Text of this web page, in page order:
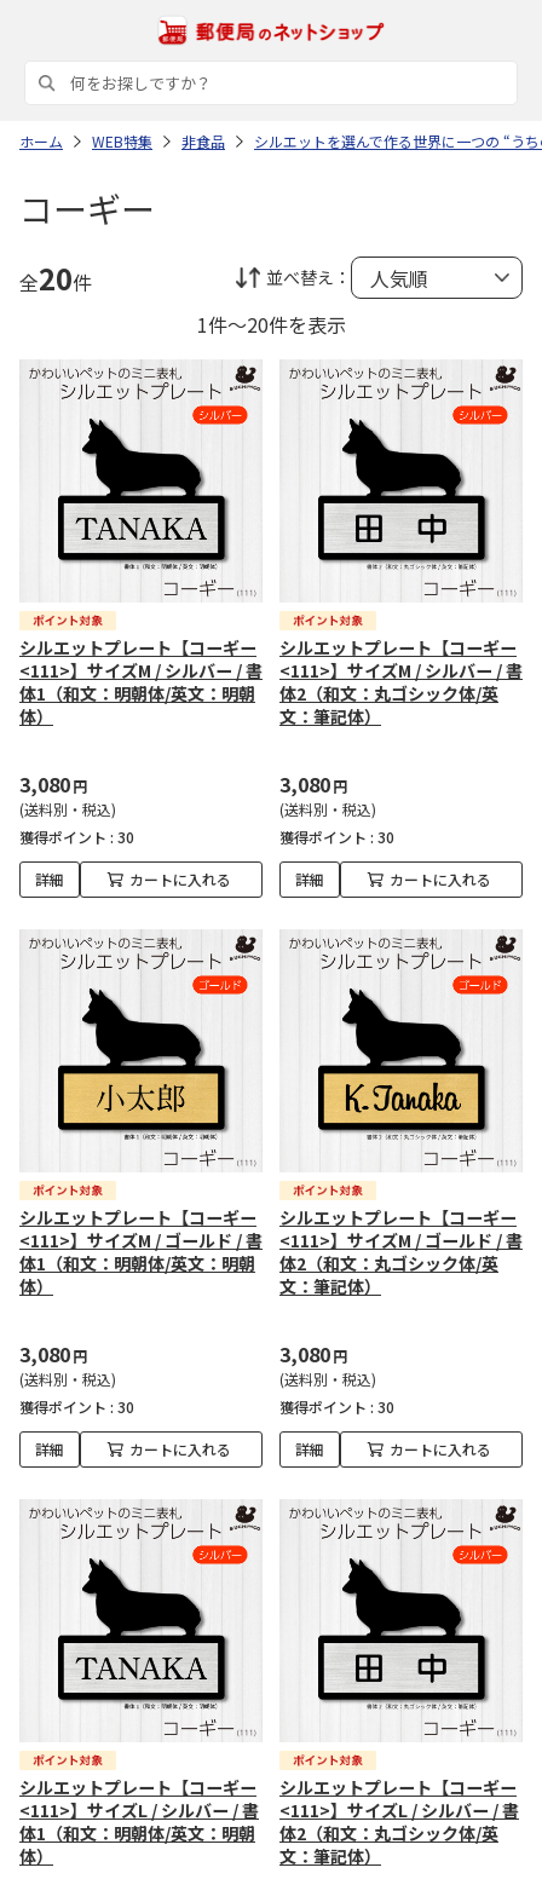
ホーム WEB特集 非食品 シルエットを選んで作る世界に一つの “う
コーギー
全20件 並べ替え：
1件～20件を表示
シルエットプレート【コーギー
<111>】サイズM / シルバー / 書
体1（和文：明朝体/英文：明朝
体）
3,080円
(送料別・税込)
獲得ポイント : 30
詳細 カートに入れる
シルエットプレート【コーギー
<111>】サイズM / シルバー / 書
体2（和文：丸ゴシック体/英
文：筆記体）
3,080円
(送料別・税込)
獲得ポイント : 30
詳細 カートに入れる
シルエットプレート【コーギー
<111>】サイズM / ゴールド / 書
体1（和文：明朝体/英文：明朝
体）
3,080円
(送料別・税込)
獲得ポイント : 30
詳細 カートに入れる
シルエットプレート【コーギー
<111>】サイズM / ゴールド / 書
体2（和文：丸ゴシック体/英
文：筆記体）
3,080円
(送料別・税込)
獲得ポイント : 30
詳細 カートに入れる
シルエットプレート【コーギー
<111>】サイズL / シルバー / 書
体1（和文：明朝体/英文：明朝
体）
シルエットプレート【コーギー
<111>】サイズL / シルバー / 書
体2（和文：丸ゴシック体/英
文：筆記体）